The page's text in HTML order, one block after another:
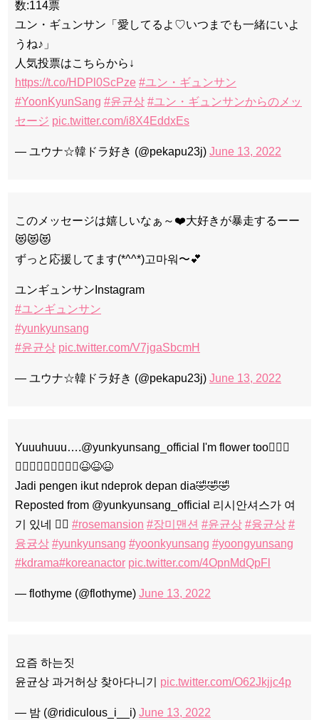
数:114票
ユン・ギュンサン「愛してるよ♡いつまでも一緒にいよ
うね♪」
人気投票はこちらから↓
https://t.co/HDPl0ScPze #ユン・ギュンサン
#YoonKyunSang #윤균상 #ユン・ギュンサンからのメッ
セージ pic.twitter.com/i8X4EddxEs
— ユウナ☆韓ドラ好き (@pekapu23j) June 13, 2022
このメッセージは嬉しいなぁ～❤️大好きが暴走するーー
😻😻😻
ずっと応援してます(*^^*)고마워〜💕
ユンギュンサンInstagram
#ユンギュンサン
#yunkyunsang
#윤균상 pic.twitter.com/V7jgaSbcmH
— ユウナ☆韓ドラ好き (@pekapu23j) June 13, 2022
Yuuuhuuu….@yunkyunsang_official I'm flower too🙋🏻‍♀️
🙋🏻‍♀️🙋🏻‍♀️🙋🏻‍♀️😆😆😆
Jadi pengen ikut ndeprok depan dia🤣🤣🤣
Reposted from @yunkyunsang_official 리시안셔스가 여
기 있네 👉🏻 #rosemansion #장미맨션 #윤균상 #융균상 #
융귱상 #yunkyunsang #yoonkyunsang #yoongyunsang
#kdrama#koreanactor pic.twitter.com/4OpnMdQpFl
— flothyme (@flothyme) June 13, 2022
요즘 하는짓
윤균상 과거허상 찾아다니기 pic.twitter.com/O62Jkjjc4p
— 밤 (@ridiculous_i__i) June 13, 2022